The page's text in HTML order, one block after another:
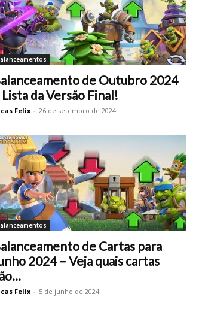
de Outubro 2024
Lista da Versão Final!
Felix - 26 de setembro de 2024
de Cartas para
2024 – Veja quais cartas
Felix - 5 de junho de 2024